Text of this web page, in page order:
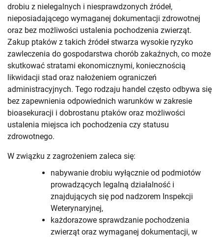
drobiu z nielegalnych i niesprawdzonych źródeł,
nieposiadającego wymaganej dokumentacji zdrowotnej
oraz bez możliwości ustalenia pochodzenia zwierząt.
Zakup ptaków z takich źródeł stwarza wysokie ryzyko
zawleczenia do gospodarstwa chorób zakaźnych, co może
skutkować stratami ekonomicznymi, koniecznością
likwidacji stad oraz nałożeniem ograniczeń
administracyjnych. Tego rodzaju handel często odbywa się
bez zapewnienia odpowiednich warunków w zakresie
bioasekuracji i dobrostanu ptaków oraz możliwości
ustalenia miejsca ich pochodzenia czy statusu
zdrowotnego.
W związku z zagrożeniem zaleca się:
nabywanie drobiu wyłącznie od podmiotów
prowadzących legalną działalność i
znajdujących się pod nadzorem Inspekcji
Weterynaryjnej,
każdorazowe sprawdzanie pochodzenia
zwierząt oraz wymaganej dokumentacji, w